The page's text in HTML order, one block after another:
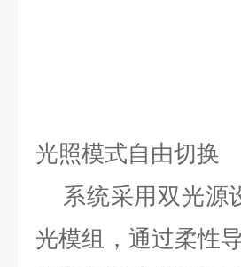
光照模式自由切换
系统采用双光源
光模组，通过柔性